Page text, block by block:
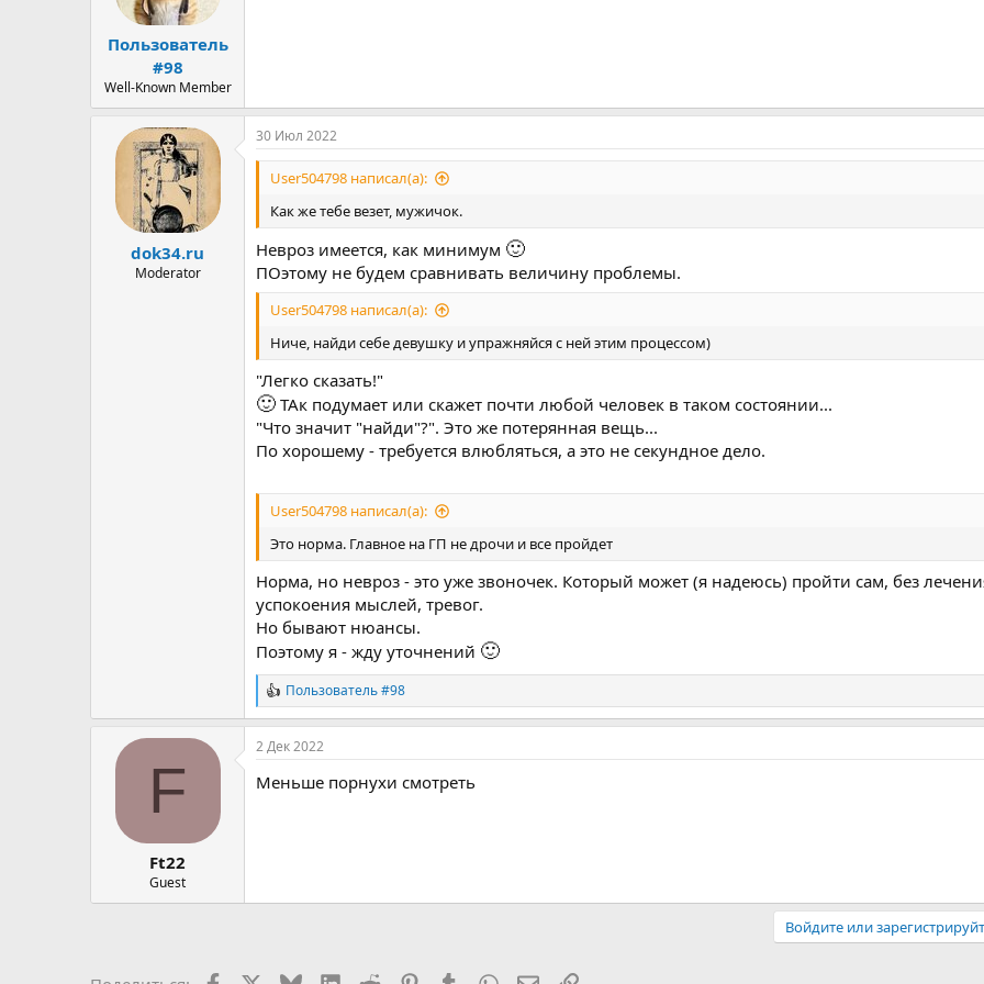
Пользователь
#98
Well-Known Member
dok34.ru
Moderator
30 Июл 2022
User504798 написал(а):
Как же тебе везет, мужичок.
Невроз имеется, как минимум 🙂
ПОэтому не будем сравнивать величину проблемы.
User504798 написал(а):
Ниче, найди себе девушку и упражняйся с ней этим процессом)
"Легко сказать!"
🙂 ТАк подумает или скажет почти любой человек в таком состоянии...
"Что значит "найди"?". Это же потерянная вещь...
По хорошему - требуется влюбляться, а это не секундное дело.
User504798 написал(а):
Это норма. Главное на ГП не дрочи и все пройдет
Норма, но невроз - это уже звоночек. Который может (я надеюсь) пройти сам, без
успокоения мыслей, тревог.
Но бывают нюансы.
Поэтому я - жду уточнений 🙂
Р
е
а
к
и
Пользователь #98
F
Ft22
Guest
2 Дек 2022
Меньше порнухи смотреть
Войдите или